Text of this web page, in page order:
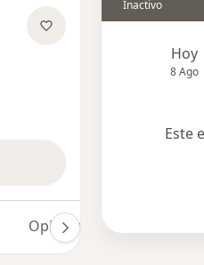
Opiniones
Inactivo
Hoy
8 Ago
Este